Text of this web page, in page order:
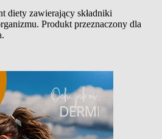
diety zawierający składniki
Produkt przeznaczony dla